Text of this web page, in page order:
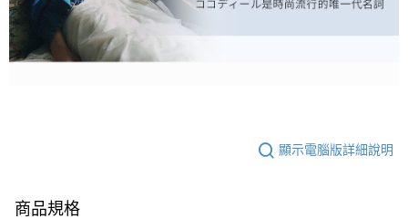
顯示電腦版詳細說明
商品規格